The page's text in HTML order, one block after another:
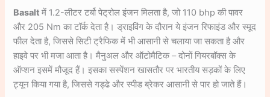
Basaltमें 1.2-लीटर टर्बो पेट्रोल इंजन मिलता है, जो 110 bhp की पावर
और 205 Nm का टॉर्क देता है। ड्राइविंग के दौरान ये इंजन रिफाइंड और स्मूद
फील देता है, जिससे सिटी ट्रैफिक में भी आसानी से चलाया जा सकता है और
हाइवे पर भी मजा आता है। मैनुअल और ऑटोमैटिक – दोनों गियरबॉक्स के
ऑप्शन इसमें मौजूद हैं। इसका सस्पेंशन खासतौर पर भारतीय सड़कों के लिए
ट्यून किया गया है, जिससे गड्ढे और स्पीड ब्रेकर आसानी से पार हो जाते हैं।